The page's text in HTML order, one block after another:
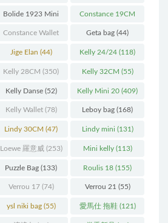
Bolide 1923 Mini
(93)
Constance 19CM
(571)
Constance Wallet
(60)
Geta bag (44)
Jige Elan (44) Kelly 24/24 (118)
Kelly 28CM (350) Kelly 32CM (55)
Kelly Danse(52) Kelly Mini 20 (409)
Kelly Wallet(78) Leboy bag (168)
Lindy 30CM (47) Lindy mini (131)
Loewe 羅意威(253) Mini kelly(113)
Puzzle Bag (133) Roulis 18 (155)
Verrou 17(74) Verrou 21 (55)
ysl niki bag(55) 愛馬仕 拖鞋(121)